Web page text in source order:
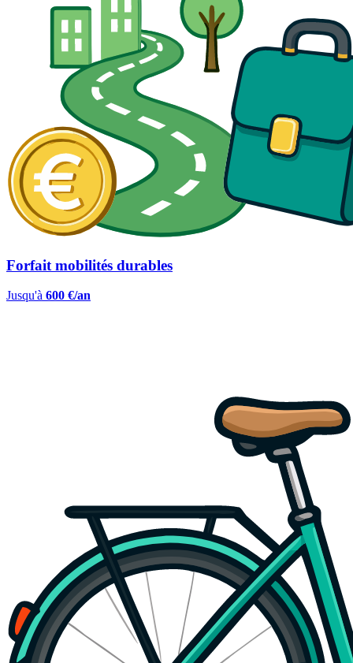
Forfait mobilités durables
Jusqu'à 600 €/an